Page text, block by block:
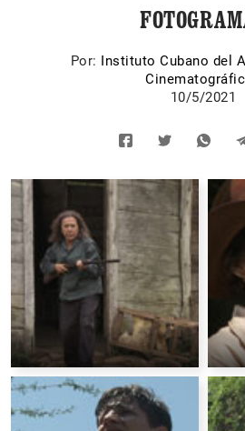
Por: Instituto Cubano del
10/5/2021